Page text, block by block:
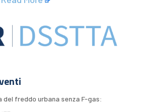
del freddo urbana senza F-gas: